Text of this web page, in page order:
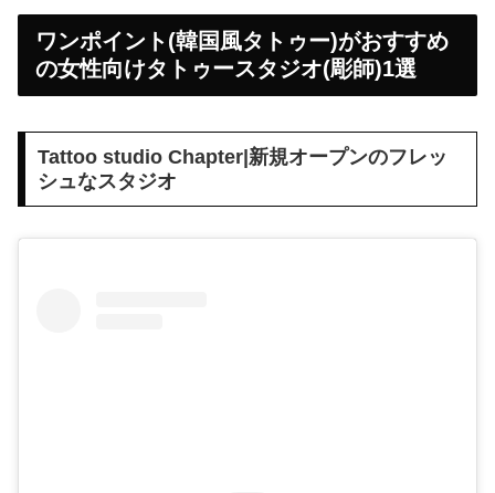
ワンポイント(韓国風タトゥー)がおすすめ
の女性向けタトゥースタジオ(彫師)1選
Tattoo studio Chapter|新規オープンのフレッ
シュなスタジオ